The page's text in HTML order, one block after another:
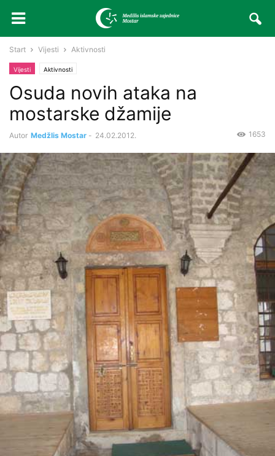
Start Vijesti Aktivnosti
Vijesti Aktivnosti
Osuda novih ataka na
mostarske džamije
Autor Medžlis Mostar - 24.02.2012. 1653